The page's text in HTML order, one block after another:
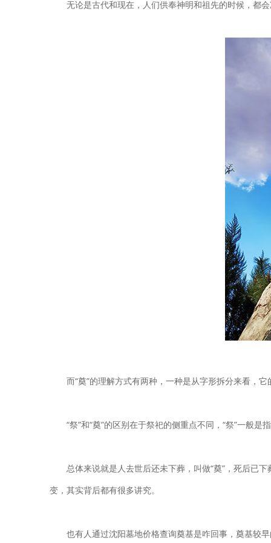
无论是古代和现在，人们供奉神明和祖先的时候，都
而“奠”的理解方式有两种，一种是从字形拆分来看，
“祭”和“奠”的区别在于祭祀的侧重点不同，“祭”一般
总体来说就是人去世后还未下葬，叫做“奠”，死后已
变，其实背后都有很多讲究。
也有人通过沈阳墓地价格查询奠基是咋回事，奠基较